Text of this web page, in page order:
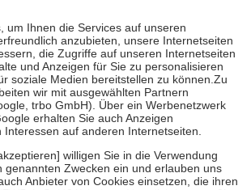
Mitglieder Zuzahlungen in Höhe von zehn
mindestensjedochfünf Euround
Es sind jedoch nie mehr als die tatsächlichen
zu entrichten.
auch für Online-Apotheken.
Krankenpflege beträgt die
der Kosten sowie zehn Euro je
der Versicherten für ihre eigene Gesundheit zu
Stellung der Familie zu unterstützen,